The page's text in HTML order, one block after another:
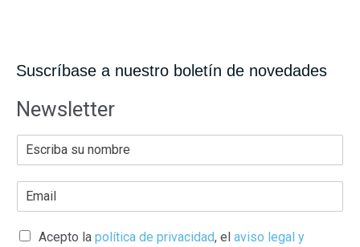
Suscríbase a nuestro boletín de novedades
Newsletter
c
a
u
a
Acepto la política de privacidad, el aviso legal y